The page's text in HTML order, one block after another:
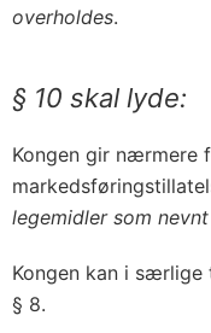
overholdes.
§ 10 skal lyde:
Kongen gir nærmere
legemidler som
Kongen kan i
§ 8.